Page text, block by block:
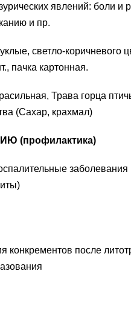
явлений: боли и
и пр.
светло-коричневого
пачка картонная.
Трава горца
(Сахар, крахмал)
(профилактика)
конкрементов после